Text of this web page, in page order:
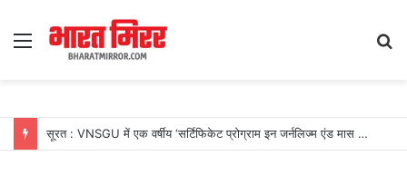
Menu
सूरत : VNSGU में एक वर्षीय ‘सर्टिफिकेट प्रोग्राम इन जर्नलिज्म एंड मास कम्युनिकेशन’ का शुभारंभ